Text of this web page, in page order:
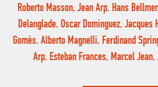
Roberto Masson, Jean Arp, Hans
Delanglade, Oscar Dominguez, Jacques
Gomès, Alberto Magnelli, Ferdinand
Arp, Esteban Frances, Marcel